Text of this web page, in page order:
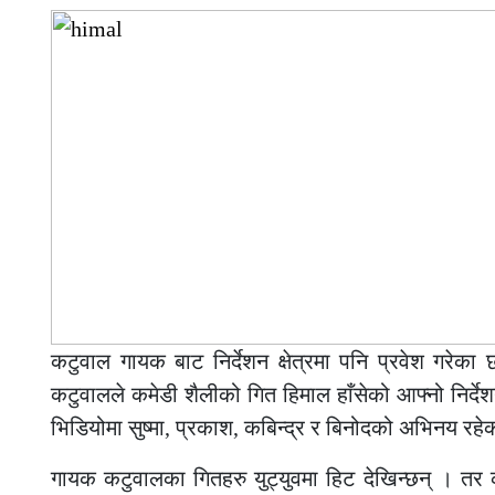
कटुवाल गायक बाट निर्देशन क्षेत्रमा पनि प्रवेश गरेका
कटुवालले कमेडी शैलीको गित हिमाल हाँसेको आफ्नो
भिडियोमा सुष्मा, प्रकाश, कबिन्द्र र बिनोदको अभिनय
गायक कटुवालका गितहरु युट्युवमा हिट देखिन्छन् ।